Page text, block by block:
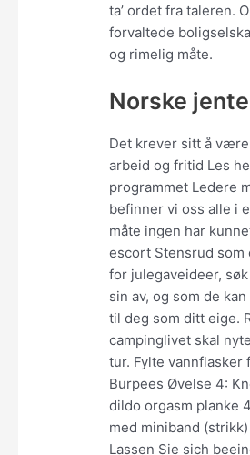
ta’ ordet fra taleren.
forvaltede
og rimelig måte.
Norske
Det krever sitt å
arbeid og fritid Les
programmet Ledere
befinner vi oss alle i
måte ingen har
escort Stensrud som
for julegaveideer,
sin av, og som de
til deg som ditt eige.
campinglivet skal
tur. Fylte
Burpees Øvelse 4:
dildo orgasm planke
med miniband
Lassen Sie sich